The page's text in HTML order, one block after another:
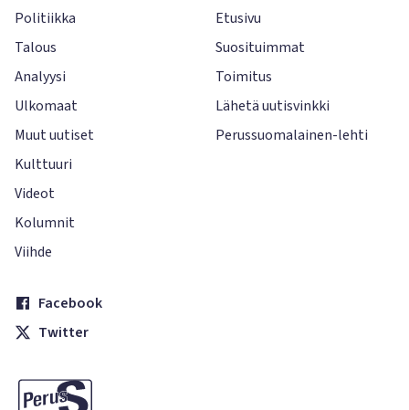
Politiikka
Talous
Analyysi
Ulkomaat
Muut uutiset
Kulttuuri
Videot
Kolumnit
Viihde
Etusivu
Suosituimmat
Toimitus
Lähetä uutisvinkki
Perussuomalainen-lehti
Facebook
Twitter